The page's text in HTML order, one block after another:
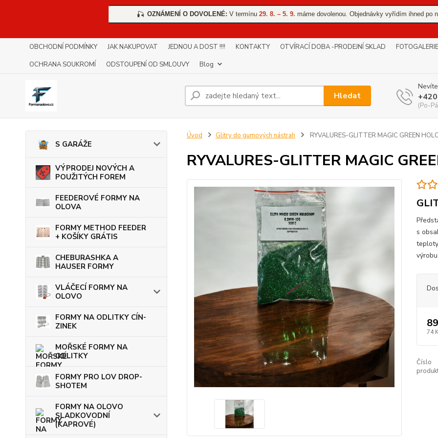
🎣 OZNÁMENÍ O DOVOLENÉ: V termínu 29. 8. – 5. 9. máme dovolenou. Objednávky vyřídím ihned po
OBCHODNÍ PODMÍNKY JAK NAKUPOVAT JEDNOU A DOST !!!! KONTAKTY OTVÍRACÍ DOBA -PRODEJNÍ SKLAD
FOTOGALERIE
OCHRANA SOUKROMÍ
ODSTOUPENÍ OD SMLOUVY Blog
Hledat
(Po-
S GARÁŽE
VÝPRODEJ NOVÝCH A
POUŽITÝCH FOREM
FEEDEROVÉ FORMY NA
OLOVA
FORMY METHOD FEEDER
+ KOŠÍKY GRÁTIS
CHEBURASHKA A
HAUSER FORMY
VLÁČECÍ FORMY NA
OLOVO
FORMY NA ODLITKY CÍN-
ZINEK
MOŘSKÉ FORMY NA
ODLITKY
FORMY PRO LOV DROP-
SHOTEM
FORMY NA OLOVO
SLADKOVODNÍ
(KAPROVÉ)
Úvod Glitry do gumových nástrah RYVALURES-GLITTER MAGIC GREEN
RYVALURES-GLITTER MAGIC
s
74
Číslo